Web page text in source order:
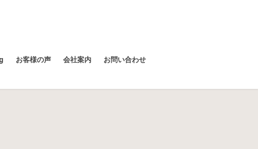
お客様の声 会社案内 お問い合わせ